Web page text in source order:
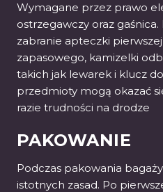
Wymagane przez prawo
ostrzegawczy oraz
zabranie apteczki
zapasowego, kamizelki
takich jak lewarek i klucz
przedmioty mogą okazać
razie trudności na drodze
PAKOWANIE
Podczas pakowania
istotnych zasad. Po